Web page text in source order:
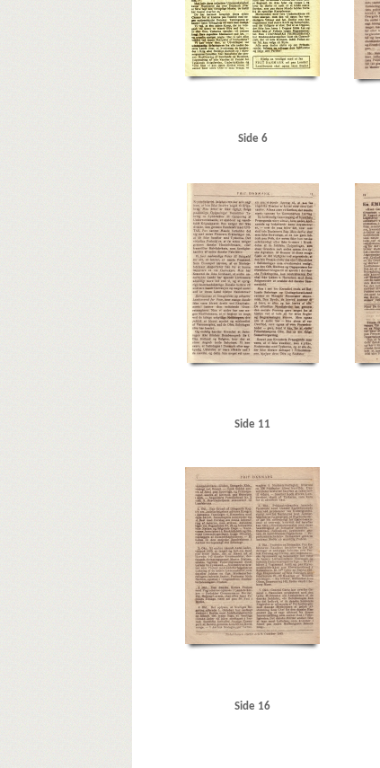
Side 6
Side 11
Side 16